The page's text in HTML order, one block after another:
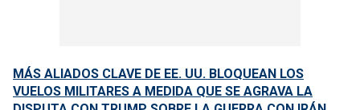
MÁS ALIADOS CLAVE DE EE. UU. BLOQUEAN LOS
VUELOS MILITARES A MEDIDA QUE SE AGRAVA LA